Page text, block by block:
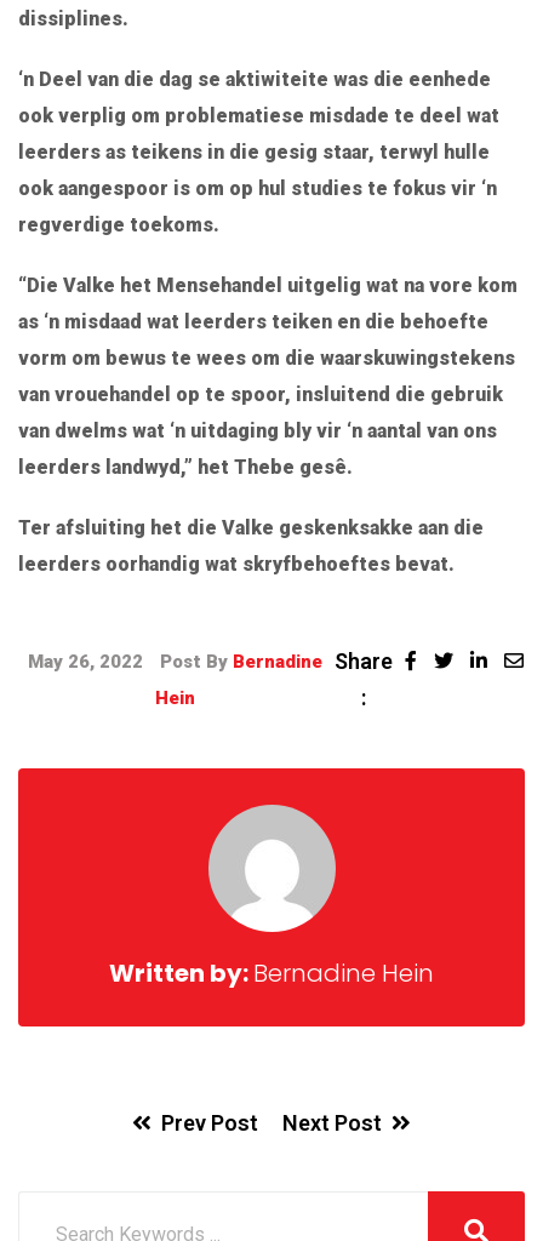
dissiplines.
‘n Deel van die dag se aktiwiteite was die eenhede
ook verplig om problematiese misdade te deel wat
leerders as teikens in die gesig staar, terwyl hulle
ook aangespoor is om op hul studies te fokus vir ‘n
regverdige toekoms.
“Die Valke het Mensehandel uitgelig wat na vore kom
as ‘n misdaad wat leerders teiken en die behoefte
vorm om bewus te wees om die waarskuwingstekens
van vrouehandel op te spoor, insluitend die gebruik
van dwelms wat ‘n uitdaging bly vir ‘n aantal van ons
leerders landwyd,” het Thebe gesê.
Ter afsluiting het die Valke geskenksakke aan die
leerders oorhandig wat skryfbehoeftes bevat.
May 26, 2022 Post By Bernadine
Hein
Share
:
Written by:Bernadine Hein
Prev Post Next Post